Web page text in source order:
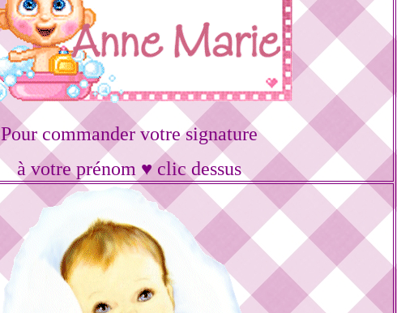
Pour commander votre signature
à votre prénom ♥ clic dessus